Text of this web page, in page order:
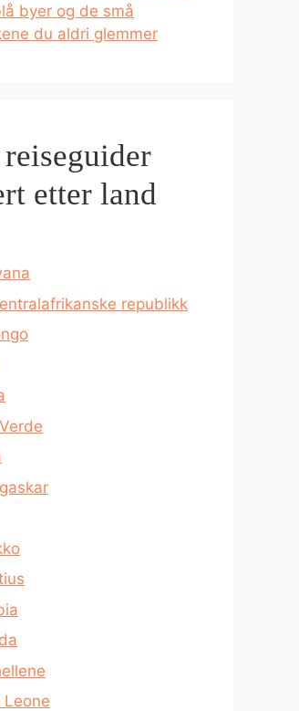
byer og de små
du aldri glemmer
etter land
republikk
Leone